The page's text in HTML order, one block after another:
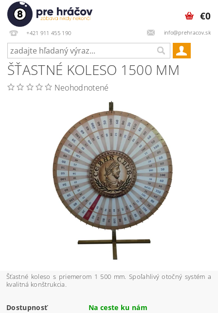
+421 911 455 190 info@prehracov.sk
€0
ŠŤASTNÉ KOLESO 1500 MM
Neohodnotené
Šťastné koleso s priemerom 1 500 mm. Spoľahlivý otočný systém a
kvalitná konštrukcia.
Dostupnosť Na ceste ku nám